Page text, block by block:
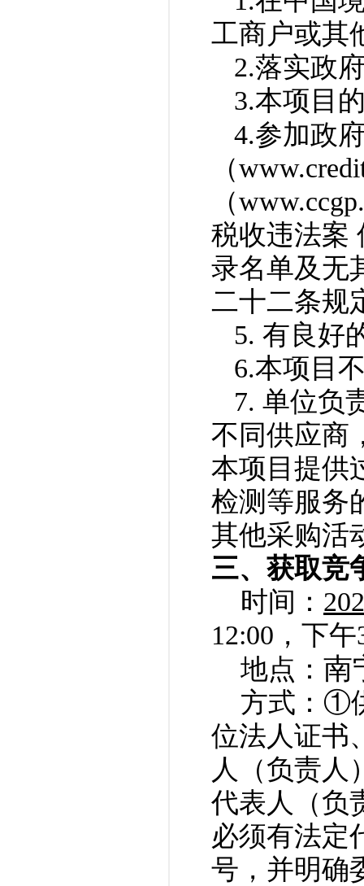
工商户或其
2.落实政
3.本项目
4.参加政
（
（
税收违法案
录名单及无
二十二条规
5. 有良好
6.本项目
7. 单位负
不同供应商
本项目提供
检测等服务
其他采购活
三、获取竞
时间：
12:00，下
地点： 南
方式：①
位法人证书
人（负责人
代表人（负
必须有法定
号，并明确